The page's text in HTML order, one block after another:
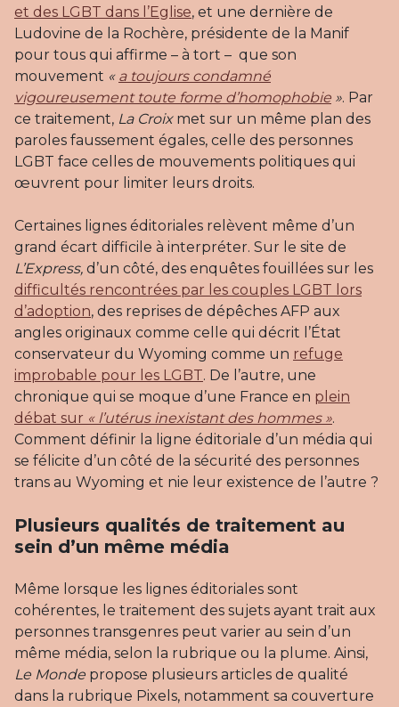
et des LGBT dans l’Eglise, et une dernière de
Ludovine de la Rochère, présidente de la Manif
pour tous qui affirme – à tort – que son
mouvement « a toujours condamné
vigoureusement toute forme d’homophobie ». Par
ce traitement, La Croixmet sur un même plan des
paroles faussement égales, celle des personnes
LGBT face celles de mouvements politiques qui
œuvrent pour limiter leurs droits.
Certaines lignes éditoriales relèvent même d’un
grand écart difficile à interpréter. Sur le site de
L’Express, d’un côté, des enquêtes fouillées sur les
difficultés rencontrées par les couples LGBT lors
d’adoption, des reprises de dépêches AFP aux
angles originaux comme celle qui décrit l’État
conservateur du Wyoming comme un refuge
improbable pour les LGBT. De l’autre, une
chronique qui se moque d’une France en plein
débat sur « l’utérus inexistant des hommes ».
Comment définir la ligne éditoriale d’un média qui
se félicite d’un côté de la sécurité des personnes
trans au Wyoming et nie leur existence de l’autre ?
Plusieurs qualités de traitement au
sein d’un même média
Même lorsque les lignes éditoriales sont
cohérentes, le traitement des sujets ayant trait aux
personnes transgenres peut varier au sein d’un
même média, selon la rubrique ou la plume. Ainsi,
Le Monde propose plusieurs articles de qualité
dans la rubrique Pixels, notamment sa couverture